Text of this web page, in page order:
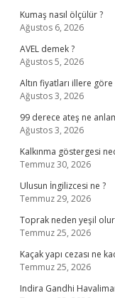
Kumaş nasıl ölçülür ?
Ağustos 6, 2026
AVEL demek ?
Ağustos 5, 2026
Altın fiyatları illere
Ağustos 3, 2026
99 derece ateş ne
Ağustos 3, 2026
Kalkınma göstergesi
Temmuz 30, 2026
Ulusun İngilizcesi ne ?
Temmuz 29, 2026
Toprak neden yeşil
Temmuz 25, 2026
Kaçak yapı cezası ne
Temmuz 25, 2026
Indira Gandhi